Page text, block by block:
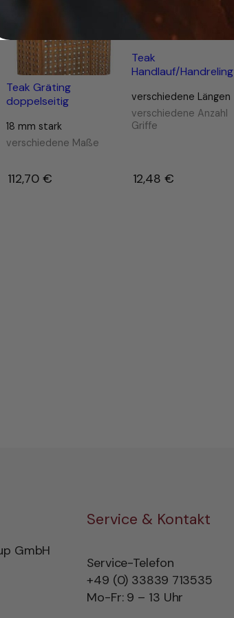
Teak Gräting
doppelseitig
18 mm stark
verschiedene Maße
112,70 €
Teak
Handlauf/Handreling
verschiedene Längen
verschiedene Anzahl
Griffe
12,48 €
GmbH
Service & Kontakt
Service-Telefon
+49 (0) 33839 713535
Mo-Fr: 9 – 13 Uhr